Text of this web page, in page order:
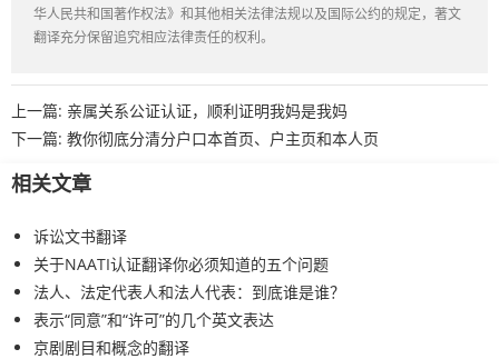
华人民共和国著作权法》和其他相关法律法规以及国际公约的规定，著文
翻译充分保留追究相应法律责任的权利。
上一篇: 亲属关系公证认证，顺利证明我妈是我妈
下一篇: 教你彻底分清分户口本首页、户主页和本人页
相关文章
诉讼文书翻译
关于NAATI认证翻译你必须知道的五个问题
法人、法定代表人和法人代表：到底谁是谁？
表示“同意”和“许可”的几个英文表达
京剧剧目和概念的翻译